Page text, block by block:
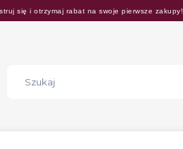
się i otrzymaj rabat na swoje pierwsze zakupy!